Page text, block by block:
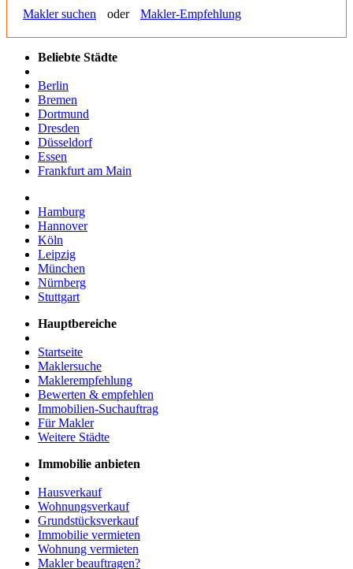
Makler suchen oder Makler-Empfehlung
Beliebte Städte
Berlin
Bremen
Dortmund
Dresden
Düsseldorf
Essen
Frankfurt am Main
Hamburg
Hannover
Köln
Leipzig
München
Nürnberg
Stuttgart
Hauptbereiche
Startseite
Maklersuche
Maklerempfehlung
Bewerten & empfehlen
Immobilien-Suchauftrag
Für Makler
Weitere Städte
Immobilie anbieten
Hausverkauf
Wohnungsverkauf
Grundstücksverkauf
Immobilie vermieten
Wohnung vermieten
Makler beauftragen?